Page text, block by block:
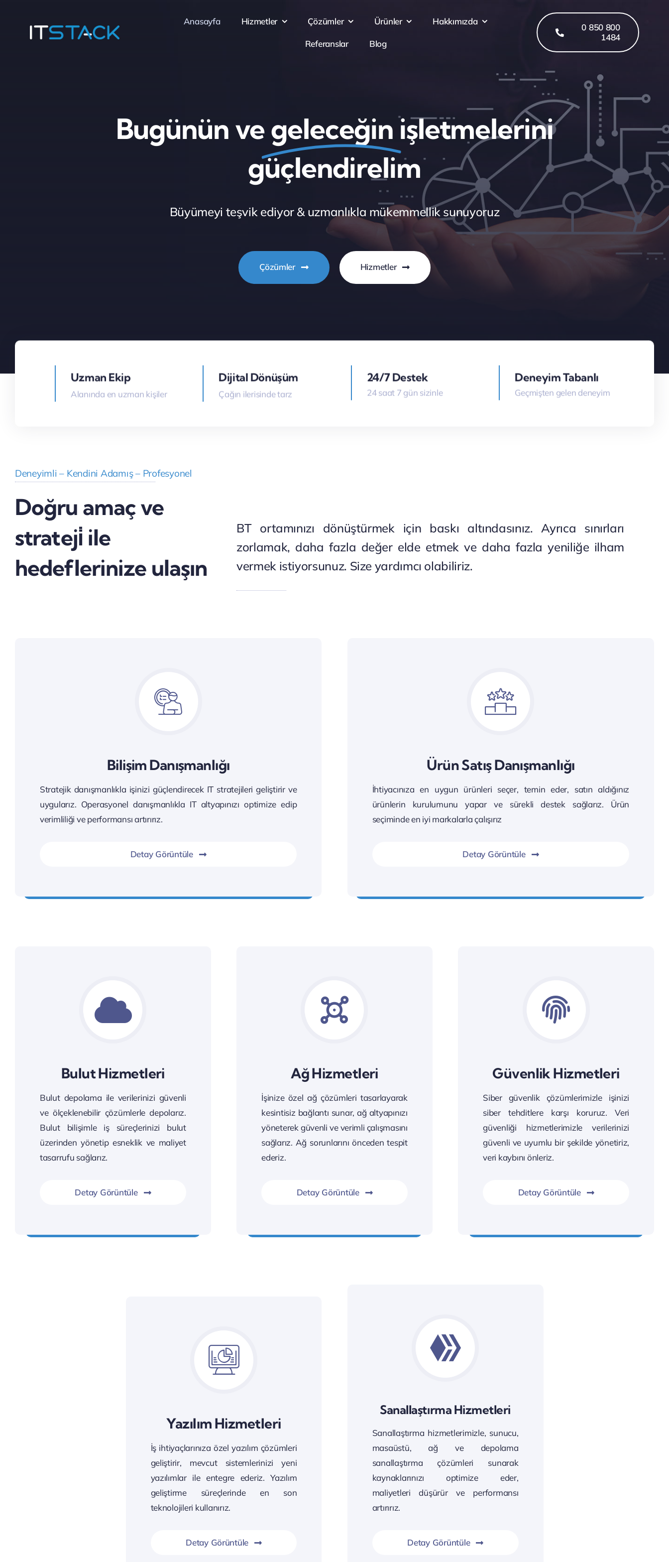
Anasayfa Hizmetler Çözümler Ürünler Hakkımızda
Referanslar Blog
0 850 800
1484
Bugünün vegeleceğinişletmelerini
güçlendirelim
Büyümeyi teşvik ediyor & uzmanlıkla mükemmellik sunuyoruz
Çözümler Hizmetler
Uzman Ekip
Alanında en uzman kişiler
Dijital Dönüşüm
Çağın ilerisinde tarz
24/7 Destek
24 saat 7 gün sizinle
Deneyim Tabanlı
Geçmişten gelen deneyim
Deneyimli – Kendini Adamış – Profesyonel
Doğru amaç ve
strateji̇ ile
hedeflerinize ulaşın
BT ortamınızı dönüştürmek için baskı altındasınız. Ayrıca sınırları
zorlamak, daha fazla değer elde etmek ve daha fazla yeniliğe ilham
vermek istiyorsunuz. Size yardımcı olabiliriz.
Bilişim Danışmanlığı
Stratejik danışmanlıkla işinizi güçlendirecek IT stratejileri geliştirir ve
uygularız. Operasyonel danışmanlıkla IT altyapınızı optimize edip
verimliliği ve performansı artırırız.
Detay Görüntüle
Ürün Satış Danışmanlığı
İhtiyacınıza en uygun ürünleri seçer, temin eder, satın aldığınız
ürünlerin kurulumunu yapar ve sürekli destek sağlarız. Ürün
seçiminde en iyi markalarla çalışırız
Detay Görüntüle
Bulut Hizmetleri
Bulut depolama ile verilerinizi güvenli
ve ölçeklenebilir çözümlerle depolarız.
Bulut bilişimle iş süreçlerinizi bulut
üzerinden yönetip esneklik ve maliyet
tasarrufu sağlarız.
Detay Görüntüle
Ağ Hizmetleri
İşinize özel ağ çözümleri tasarlayarak
kesintisiz bağlantı sunar, ağ altyapınızı
yöneterek güvenli ve verimli çalışmasını
sağlarız. Ağ sorunlarını önceden tespit
ederiz.
Detay Görüntüle
Güvenlik Hizmetleri
Siber güvenlik çözümlerimizle işinizi
siber tehditlere karşı koruruz. Veri
güvenliği hizmetlerimizle verilerinizi
güvenli ve uyumlu bir şekilde yönetiriz,
veri kaybını önleriz.
Detay Görüntüle
Yazılım Hizmetleri
İş ihtiyaçlarınıza özel yazılım çözümleri
geliştirir, mevcut sistemlerinizi yeni
yazılımlar ile entegre ederiz. Yazılım
geliştirme süreçlerinde en son
teknolojileri kullanırız.
Detay Görüntüle
Sanallaştırma Hizmetleri
Sanallaştırma hizmetlerimizle, sunucu,
masaüstü, ağ ve depolama
sanallaştırma çözümleri sunarak
kaynaklarınızı optimize eder,
maliyetleri düşürür ve performansı
artırırız.
Detay Görüntüle